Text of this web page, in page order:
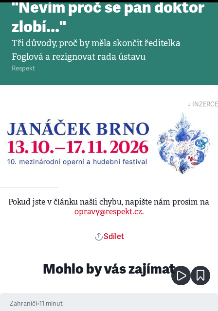
"Nevím proč se pan doktor
zlobí..."
Tři důvody, proč by měla skončit ředitelka
Foglová a rezignovat rada ústavu
Respekt
↓ INZERCE
Pokud jste v článku našli chybu, napište nám prosím na
opravy@respekt.cz.
Sdílet
Mohlo by vás zajímat
Zahraničí•11 minut